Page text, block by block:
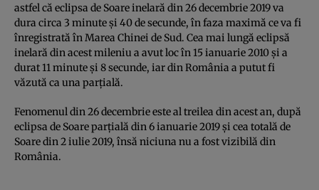
astfel că eclipsa de Soare inelară din 26 decembrie 2019 va
dura circa 3 minute şi 40 de secunde, în faza maximă ce va fi
înregistrată în Marea Chinei de Sud. Cea mai lungă eclipsă
inelară din acest mileniu a avut loc în 15 ianuarie 2010 şi a
durat 11 minute şi 8 secunde, iar din România a putut fi
văzută ca una parţială.
Fenomenul din 26 decembrie este al treilea din acest an, după
eclipsa de Soare parţială din 6 ianuarie 2019 şi cea totală de
Soare din 2 iulie 2019, însă niciuna nu a fost vizibilă din
România.